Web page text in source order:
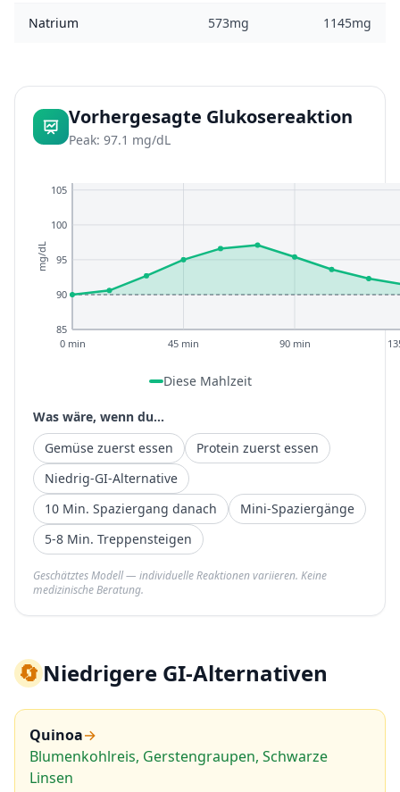
Natrium 573mg 1145mg
Vorhergesagte Glukosereaktion
Peak: 97.1 mg/dL
85
90
95
100
105
0 min 45 min 90 min
mg/dL
Diese Mahlzeit
Was wäre, wenn du...
Gemüse zuerst essen
Protein zuerst essen
Niedrig-GI-Alternative
10 Min. Spaziergang danach
Mini-Spaziergänge
5-8 Min. Treppensteigen
Geschätztes Modell — individuelle Reaktionen variieren. Keine
medizinische Beratung.
🔄Niedrigere GI-Alternativen
Quinoa→
Blumenkohlreis, Gerstengraupen, Schwarze
Linsen